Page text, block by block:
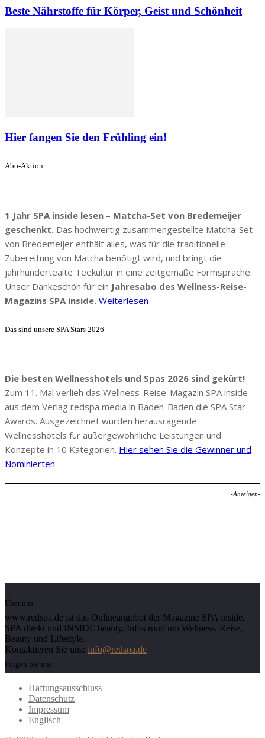
Beste Nährstoffe für Körper, Geist und Schönheit
Hier fangen Sie den Frühling ein!
Abo-Aktion
1 Jahr SPA inside lesen – Matcha-Set von Bredemeijer
geschenkt. Das hochwertig zusammengestellte Matcha-Set
von Bredemeijer enthält alles, was für die traditionelle
Zubereitung von Matcha benötigt wird, und bringt die
jahrhundertealte Teekultur in eine zeitgemäße Formsprache.
Unser Dankeschön für ein Jahresabo des Wellness-Reise-
Magazins SPA inside. Weiterlesen
Das sind unsere SPA Stars 2026
Die besten Wellnesshotels und Spas 2026 sind gekürt!
Zum 11. Mal verlieh das Wellness-Reise-Magazin SPA inside
aus dem Verlag redspa media in Baden-Baden die SPA Star
Awards. Ausgezeichnet wurden herausragende
Wellnesshotels für außergewöhnliche Leistungen und
Konzepte in 10 Kategorien. Hier sehen Sie die Gewinner und
Nominierten
-Anzeigen-
Über uns
www.redspa.de ist das Onlineangebot der Magazine SPA inside,
SPA direkt und INSIDE beauty. Infos rund um Wellness, Reise,
Beauty und Lifestyle.
Kontaktieren Sie uns: info@redspa.de
Folgen Sie uns
Haftungsausschluss
Datenschutz
Impressum
Englisch